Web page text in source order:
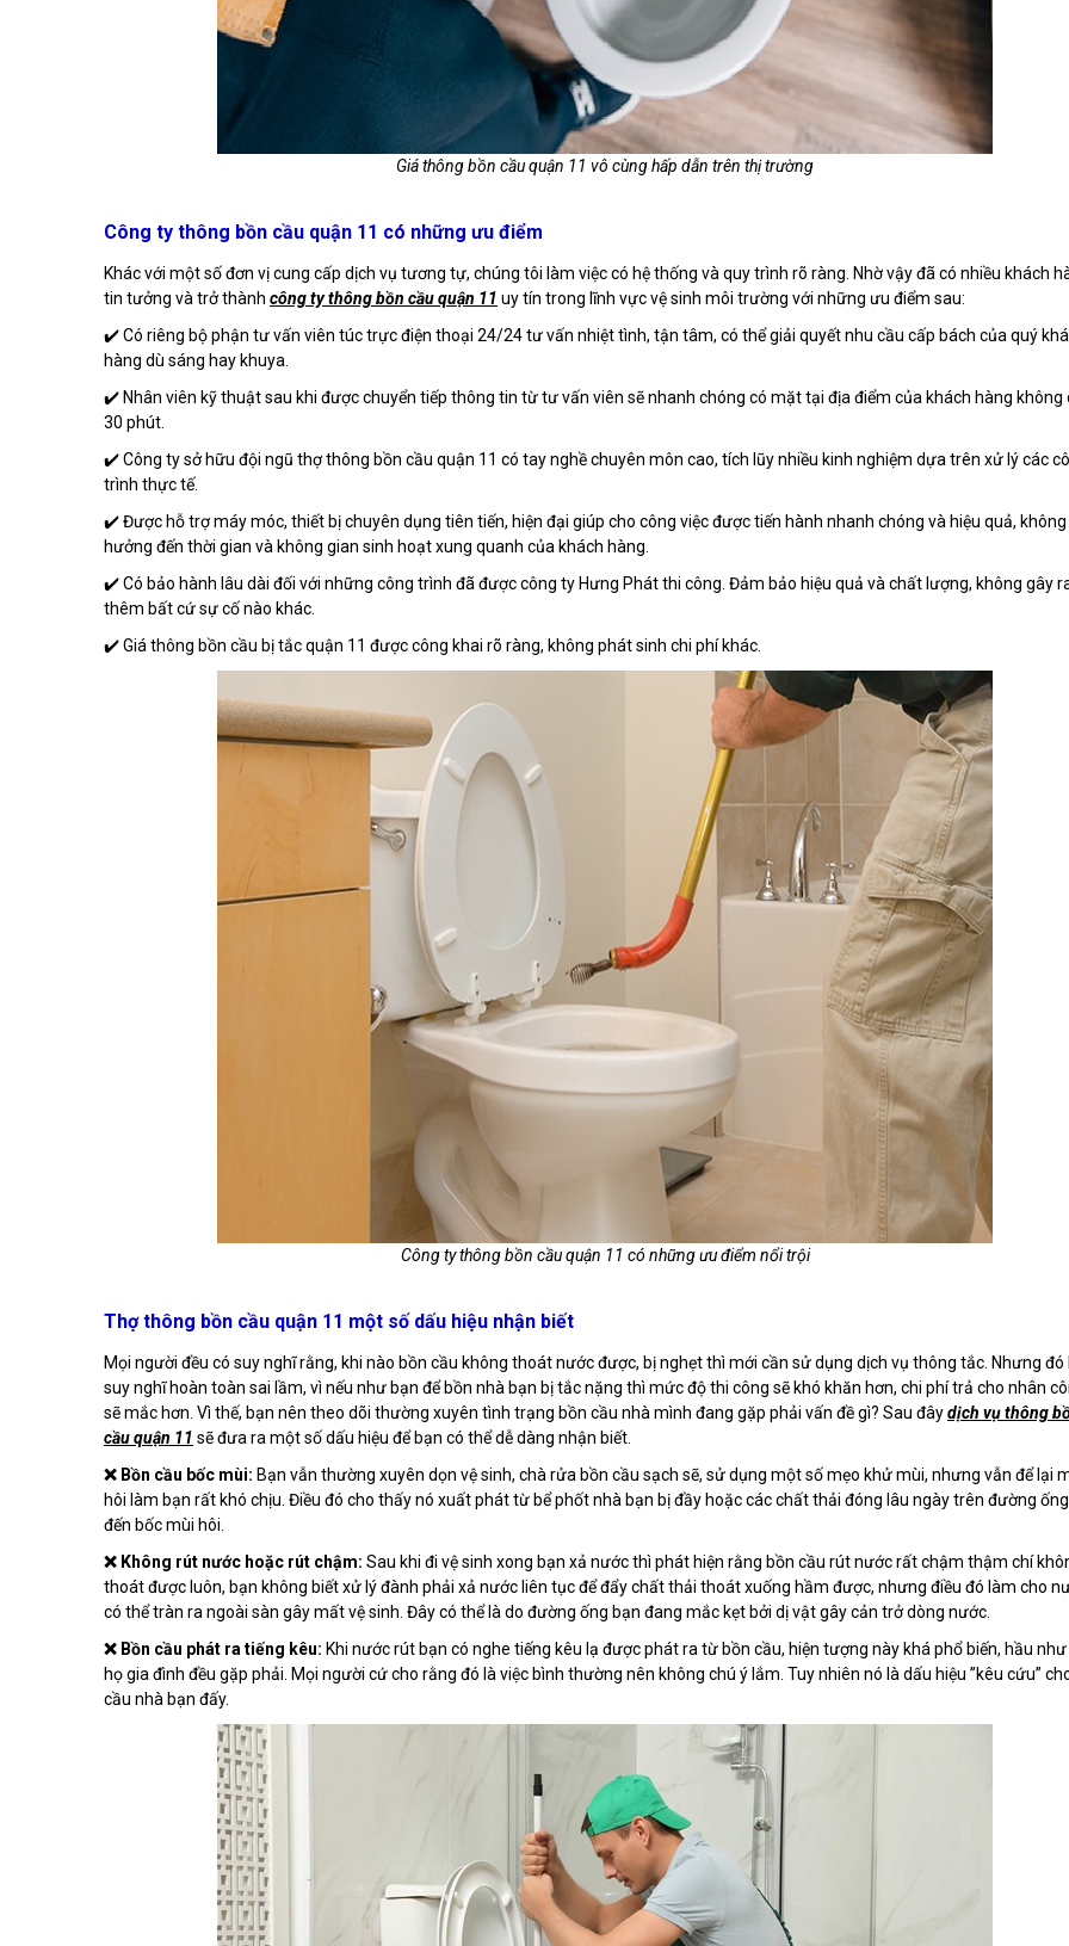
Giá thông bồn cầu quận 11 vô cùng hấp dẫn trên thị trường
Công ty thông bồn cầu quận 11 có những ưu điểm
Khác với một số đơn vị cung cấp dịch vụ tương tự, chúng tôi làm việc có hệ thống và quy trình rõ ràng. Nhờ vậy đã có nhiều khách
tin tưởng và trở thành công ty thông bồn cầu quận 11 uy tín trong lĩnh vực vệ sinh môi trường với những ưu điểm sau:
✔️ Có riêng bộ phận tư vấn viên túc trực điện thoại 24/24 tư vấn nhiệt tình, tận tâm, có thể giải quyết nhu cầu cấp bách của quý
hàng dù sáng hay khuya.
✔️ Nhân viên kỹ thuật sau khi được chuyển tiếp thông tin từ tư vấn viên sẽ nhanh chóng có mặt tại địa điểm của khách hàng không
30 phút.
✔️ Công ty sở hữu đội ngũ thợ thông bồn cầu quận 11 có tay nghề chuyên môn cao, tích lũy nhiều kinh nghiệm dựa trên xử lý các
trình thực tế.
✔️ Được hỗ trợ máy móc, thiết bị chuyên dụng tiên tiến, hiện đại giúp cho công việc được tiến hành nhanh chóng và hiệu quả, không
hưởng đến thời gian và không gian sinh hoạt xung quanh của khách hàng.
✔️ Có bảo hành lâu dài đối với những công trình đã được công ty Hưng Phát thi công. Đảm bảo hiệu quả và chất lượng, không gây
thêm bất cứ sự cố nào khác.
✔️ Giá thông bồn cầu bị tắc quận 11 được công khai rõ ràng, không phát sinh chi phí khác.
Công ty thông bồn cầu quận 11 có những ưu điểm nổi trội
Thợ thông bồn cầu quận 11 một số dấu hiệu nhận biết
Mọi người đều có suy nghĩ rằng, khi nào bồn cầu không thoát nước được, bị nghẹt thì mới cần sử dụng dịch vụ thông tắc. Nhưng đó
suy nghĩ hoàn toàn sai lầm, vì nếu như bạn để bồn nhà bạn bị tắc nặng thì mức độ thi công sẽ khó khăn hơn, chi phí trả cho nhân
sẽ mắc hơn. Vì thế, bạn nên theo dõi thường xuyên tình trạng bồn cầu nhà mình đang gặp phải vấn đề gì? Sau đâydịch vụ thông
cầu quận 11 sẽ đưa ra một số dấu hiệu để bạn có thể dễ dàng nhận biết.
❌ Bồn cầu bốc mùi: Bạn vẫn thường xuyên dọn vệ sinh, chà rửa bồn cầu sạch sẽ, sử dụng một số mẹo khử mùi, nhưng vẫn để lại
hôi làm bạn rất khó chịu. Điều đó cho thấy nó xuất phát từ bể phốt nhà bạn bị đầy hoặc các chất thải đóng lâu ngày trên đường
đến bốc mùi hôi.
❌ Không rút nước hoặc rút chậm: Sau khi đi vệ sinh xong bạn xả nước thì phát hiện rằng bồn cầu rút nước rất chậm thậm chí
thoát được luôn, bạn không biết xử lý đành phải xả nước liên tục để đẩy chất thải thoát xuống hầm được, nhưng điều đó làm cho
có thể tràn ra ngoài sàn gây mất vệ sinh. Đây có thể là do đường ống bạn đang mắc kẹt bởi dị vật gây cản trở dòng nước.
❌ Bồn cầu phát ra tiếng kêu: Khi nước rút bạn có nghe tiếng kêu lạ được phát ra từ bồn cầu, hiện tượng này khá phổ biến, hầu
họ gia đình đều gặp phải. Mọi người cứ cho rằng đó là việc bình thường nên không chú ý lắm. Tuy nhiên nó là dấu hiệu ”kêu cứu”
cầu nhà bạn đấy.